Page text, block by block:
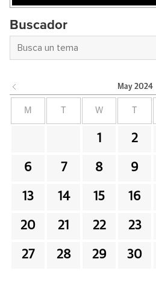
Buscador
May 2024
M W
1 2
6 7 8 9
13 14 15 16
20 21 22 23
27 28 29 30